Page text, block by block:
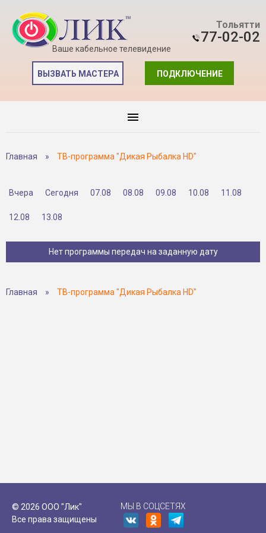
Ваше кабельное телевидение
Тольятти
77-02-02
ПОДКЛЮЧЕНИЕ
ВЫЗВАТЬ МАСТЕРА
Главная » ТВ-программа "Дикая Рыбалка HD"
Вчера Сегодня 07.08 08.08 09.08 10.08 11.08
12.08 13.08
Нет программы передач на заданную дату
Главная » ТВ-программа "Дикая Рыбалка HD"
© 2026 ООО "Лик"
Все права защищены
МЫ В СОЦСЕТЯХ